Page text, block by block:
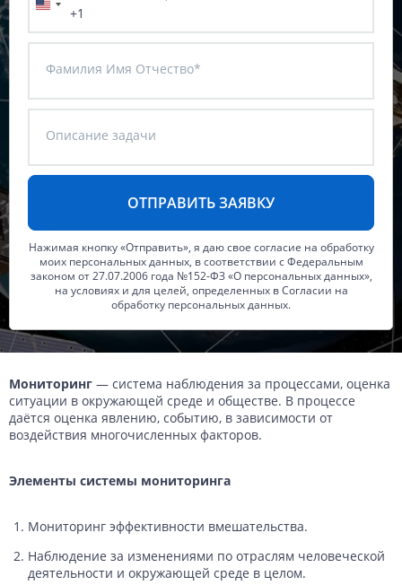
+1
Фамилия Имя Отчество*
Описание задачи
Нажимая кнопку «Отправить», я даю свое согласие на обработку
моих персональных данных, в соответствии с Федеральным
законом от 27.07.2006 года №152-ФЗ «О персональных данных»,
на условиях и для целей, определенных в Согласии на
обработку персональных данных.
Мониторинг — система наблюдения за процессами, оценка
ситуации в окружающей среде и обществе. В процессе
даётся оценка явлению, событию, в зависимости от
воздействия многочисленных факторов.
Элементы системы мониторинга
Мониторинг эффективности вмешательства.
Наблюдение за изменениями по отраслям человеческой
деятельности и окружающей среде в целом.
Данные с российских спутников
Водное хозяйство
Оборона и Геопространственная разведка
Водное хозяйство